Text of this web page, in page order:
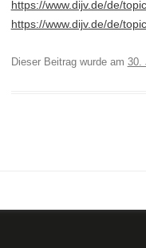
https://www.dijv.de/de/
https://www.dijv.de/de/
Dieser Beitrag wurde am 30.